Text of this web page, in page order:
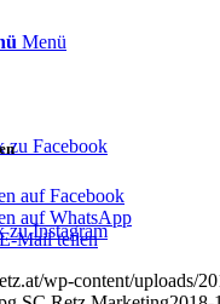
Menü
zu Facebook
zu Instagram
auf Facebook
auf WhatsApp
Mail teilen
wp-content/uploads/